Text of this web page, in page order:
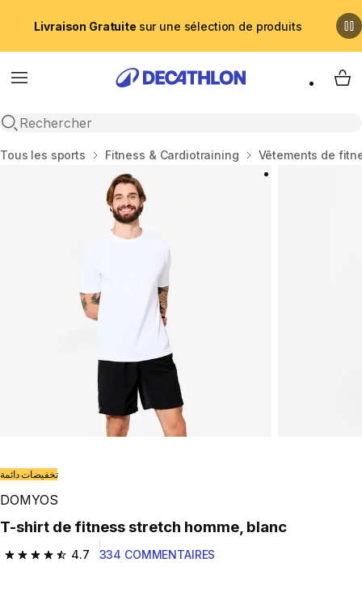
Livraison Gratuite sur une sélection de produits
Menu
Recherche ouverte
My
Accueil
Tous les sports Fitness & Cardiotraining Vêtements de
Play Video
تخفيضات دائمة
DOMYOS
T-shirt de fitness stretch homme, blanc
4.7
4.7 out of 5 stars from 334 reviews
334 COMMENTAIRES